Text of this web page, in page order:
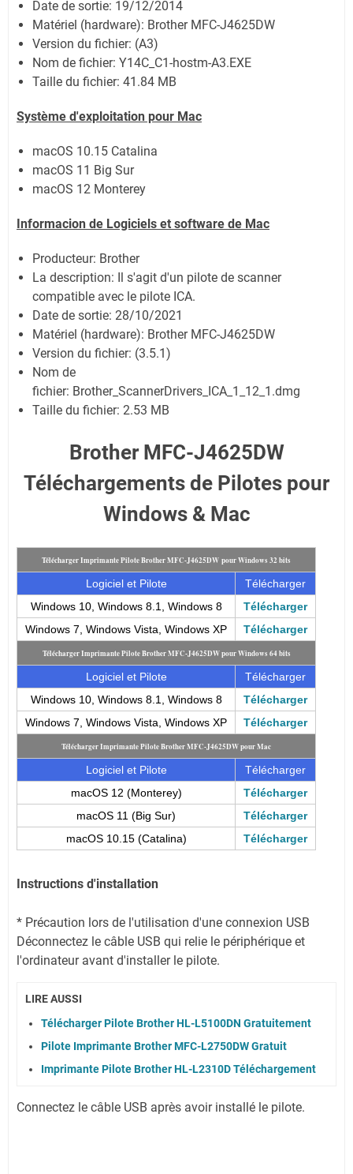
Date de sortie: 19/12/2014
Matériel (hardware): Brother MFC-J4625DW
Version du fichier: (A3)
Nom de fichier: Y14C_C1-hostm-A3.EXE
Taille du fichier: 41.84 MB
Système d'exploitation pour Mac
macOS 10.15 Catalina
macOS 11 Big Sur
macOS 12 Monterey
Informacion de Logiciels et software de Mac
Producteur: Brother
La description: Il s'agit d'un pilote de scanner
compatible avec le pilote ICA.
Date de sortie: 28/10/2021
Matériel (hardware): Brother MFC-J4625DW
Version du fichier: (3.5.1)
Nom de
fichier: Brother_ScannerDrivers_ICA_1_12_1.dmg
Taille du fichier: 2.53 MB
Brother MFC-J4625DW
Téléchargements de Pilotes pour
Windows & Mac
Télécharger Imprimante Pilote Brother MFC-J4625DW pour Windows 32 bits
Logiciel et Pilote
Télécharger
Windows 10, Windows 8.1, Windows 8
Télécharger
Windows 7, Windows Vista, Windows XP
Télécharger
Télécharger Imprimante Pilote Brother MFC-J4625DW pour Windows 64 bits
Logiciel et Pilote
Télécharger
Windows 10, Windows 8.1, Windows 8
Télécharger
Windows 7, Windows Vista, Windows XP
Télécharger
Télécharger Imprimante Pilote Brother MFC-J4625DW pour Mac
Logiciel et Pilote
Télécharger
macOS 12 (Monterey)
Télécharger
macOS 11 (Big Sur)
Télécharger
macOS 10.15 (Catalina)
Télécharger
Instructions d'installation
* Précaution lors de l'utilisation d'une connexion USB
Déconnectez le câble USB qui relie le périphérique et
l'ordinateur avant d'installer le pilote.
LIRE AUSSI
Télécharger Pilote Brother HL-L5100DN Gratuitement
Pilote Imprimante Brother MFC-L2750DW Gratuit
Imprimante Pilote Brother HL-L2310D Téléchargement
Connectez le câble USB après avoir installé le pilote.